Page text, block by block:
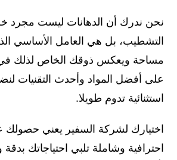
نحن ندرك أن الدهانات ليست مجرد
التشطيب، بل هي العامل الأساسي
مساحة ويعكس ذوقك الخاص لذلك في
على أفضل المواد وأحدث التقنيات
استثنائية تدوم طويلا.
اختيارك لشركة السفير يعني
احترافية وشاملة تلبي احتياجاتك بدقة